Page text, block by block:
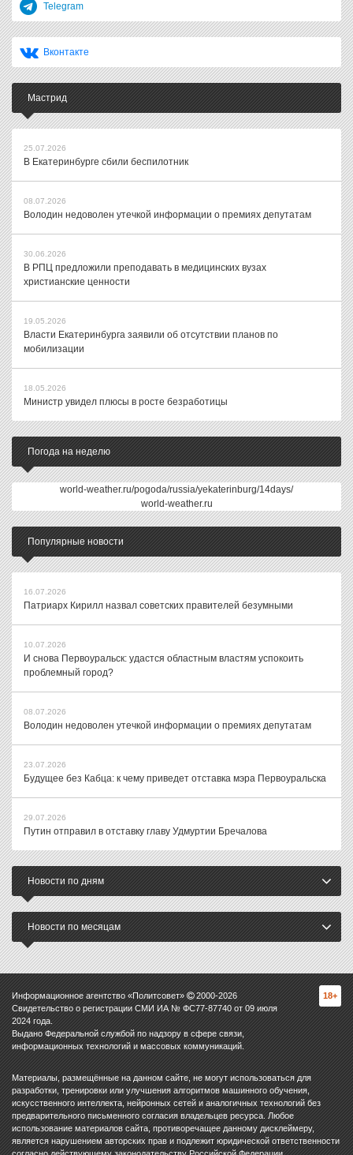
Telegram
Вконтакте
Мастрид
25.07.2026
В Екатеринбурге сбили беспилотник
08.07.2026
Володин недоволен утечкой информации о премиях депутатам
30.06.2026
В РПЦ предложили преподавать в медицинских вузах
христианские ценности
19.05.2026
Власти Екатеринбурга заявили об отсутствии планов по
мобилизации
18.05.2026
Министр увидел плюсы в росте безработицы
Погода на неделю
world-weather.ru/pogoda/russia/yekaterinburg/14days/
world-weather.ru
Популярные новости
16.07.2026
Патриарх Кирилл назвал советских правителей безумными
10.07.2026
И снова Первоуральск: удастся областным властям успокоить
проблемный город?
08.07.2026
Володин недоволен утечкой информации о премиях депутатам
23.07.2026
Будущее без Кабца: к чему приведет отставка мэра Первоуральска
29.07.2026
Путин отправил в отставку главу Удмуртии Бречалова
Новости по дням
Новости по месяцам
Информационное агентство «Политсовет» 2000-2026
Свидетельство о регистрации СМИ ИА № ФС77-87740 от 09 июля
2024 года.
Выдано Федеральной службой по надзору в сфере связи,
информационных технологий и массовых коммуникаций.
18+
Материалы, размещённые на данном сайте, не могут использоваться для
разработки, тренировки или улучшения алгоритмов машинного обучения,
искусственного интеллекта, нейронных сетей и аналогичных технологий без
предварительного письменного согласия владельцев ресурса. Любое
использование материалов сайта, противоречащее данному дисклеймеру,
является нарушением авторских прав и подлежит юридической ответственности